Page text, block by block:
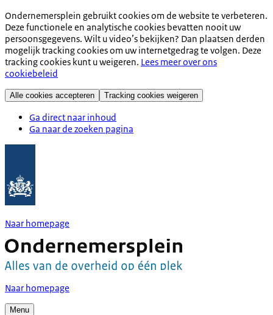
Ondernemersplein gebruikt cookies om de website te verbeteren.
Deze functionele en analytische cookies bevatten nooit uw
persoonsgegevens. Wilt u video’s bekijken? Dan plaatsen derden
mogelijk tracking cookies om uw internetgedrag te volgen. Deze
tracking cookies kunt u weigeren. Lees meer over ons
cookiebeleid
Alle cookies accepteren Tracking cookies weigeren
Ga direct naar inhoud
Ga naar de zoeken pagina
Naar homepage
Naar homepage
Menu